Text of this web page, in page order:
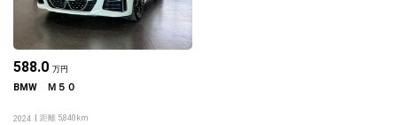
588.0 万円
BMW Ｍ５０
2024 距離 5,840km